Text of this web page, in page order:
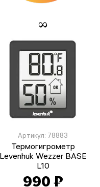
Артикул: 78883
Термогигрометр
Levenhuk Wezzer BASE
L10
990 ₽